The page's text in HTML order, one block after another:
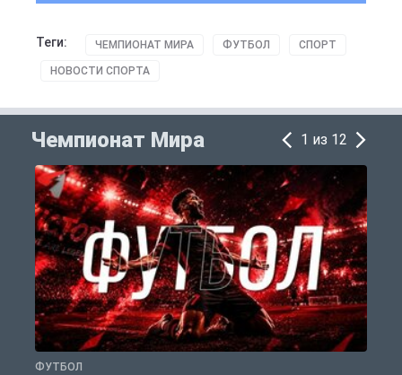
Теги: ЧЕМПИОНАТ МИРА ФУТБОЛ СПОРТ
НОВОСТИ СПОРТА
Чемпионат Мира 1 из 12
ФУТБОЛ